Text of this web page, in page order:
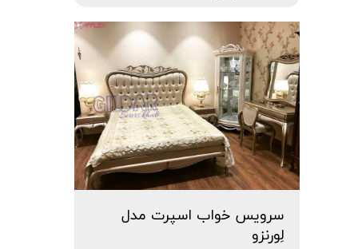
سرویس خواب اسپرت مدل
لِورنزو